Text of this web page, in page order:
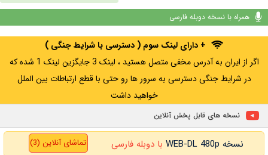
همراه با نسخه دوبله فارسی
+ دارای لینک سوم ( دسترسی با شرایط جنگی )
اگر از ایران به آدرس مخفی متصل هستید ، لینک 3 جایگزین لینک 1 شده که
در شرایط جنگی دسترسی به سرور ها رو حتی با قطع ارتباطات بین الملل
خواهید داشت
نسخه های قابل پخش آنلاین
نسخه WEB-DL 480p با دوبله فارسی تماشای آنلاین (3)